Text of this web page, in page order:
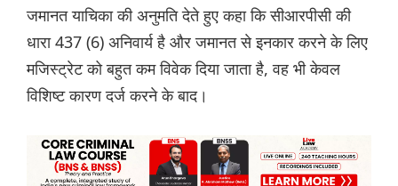
जमानत याचिका की अनुमति देते हुए कहा कि सीआरपीसी की
धारा 437 (6) अनिवार्य है और जमानत से इनकार करने के लिए
मजिस्ट्रेट को बहुत कम विवेक दिया जाता है, वह भी केवल
विशिष्ट कारण दर्ज करने के बाद।